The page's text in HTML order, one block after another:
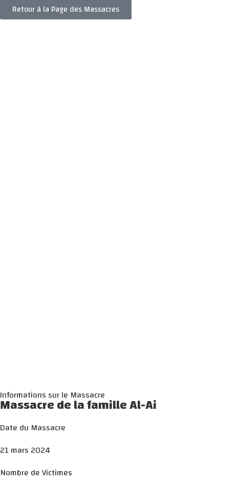
Retour à la Page des Massacres
Informations sur le Massacre
Massacre de la famille Al-Ai
Date du Massacre
21 mars 2024
Nombre de Victimes